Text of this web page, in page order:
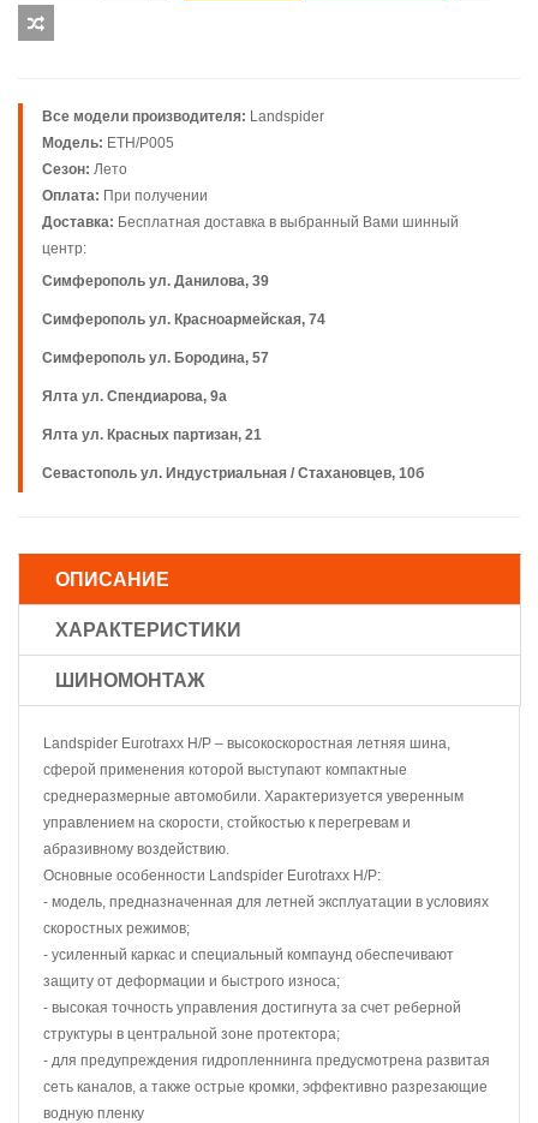
Все модели производителя: Landspider
Модель: ETH/P005
Сезон: Лето
Оплата: При получении
Доставка: Бесплатная доставка в выбранный Вами шинный
центр:
Симферополь ул. Данилова, 39
Симферополь ул. Красноармейская, 74
Симферополь ул. Бородина, 57
Ялта ул. Спендиарова, 9а
Ялта ул. Красных партизан, 21
Севастополь ул. Индустриальная / Стахановцев, 10б
ОПИСАНИЕ
ХАРАКТЕРИСТИКИ
ШИНОМОНТАЖ
Landspider Eurotraxx H/P – высокоскоростная летняя шина,
сферой применения которой выступают компактные
среднеразмерные автомобили. Характеризуется уверенным
управлением на скорости, стойкостью к перегревам и
абразивному воздействию.
Основные особенности Landspider Eurotraxx H/P:
- модель, предназначенная для летней эксплуатации в условиях
скоростных режимов;
- усиленный каркас и специальный компаунд обеспечивают
защиту от деформации и быстрого износа;
- высокая точность управления достигнута за счет реберной
структуры в центральной зоне протектора;
- для предупреждения гидропленнинга предусмотрена развитая
сеть каналов, а также острые кромки, эффективно разрезающие
водную пленку